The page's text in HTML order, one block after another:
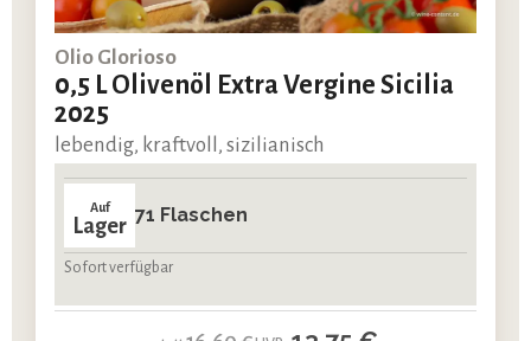
Olio Glorioso
0,5 L Olivenöl Extra Vergine Sicilia
2025
lebendig, kraftvoll, sizilianisch
Auf
Lager 71 Flaschen
Sofort verfügbar